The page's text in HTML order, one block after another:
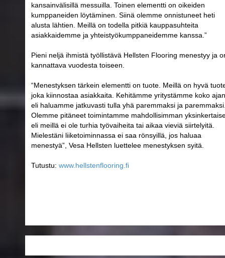
kansainvälisillä messuilla. Toinen elementti on oikeiden
kumppaneiden löytäminen. Siinä olemme onnistuneet heti
alusta lähtien. Meillä on todella pitkiä kauppasuhteita
asiakkaidemme ja yhteistyökumppaneidemme kanssa.”
Pieni neljä ihmistä työllistävä Hellsten Flooring menestyy ja
kannattava vuodesta toiseen.
“Menestyksen tärkein elementti on tuote. Meillä on hyvä
joka kiinnostaa asiakkaita. Kehitämme yritystämme koko ajan
eli haluamme jatkuvasti tulla yhä paremmaksi ja
Olemme pitäneet toimintamme mahdollisimman
eli meillä ei ole turhia työvaiheita tai aikaa vieviä siirtelyitä.
Mielestäni liiketoiminnassa ei saa rönsyillä, jos haluaa
menestyä”, Vesa Hellsten luettelee menestyksen syitä.
Tutustu: www.hellstenflooring.fi